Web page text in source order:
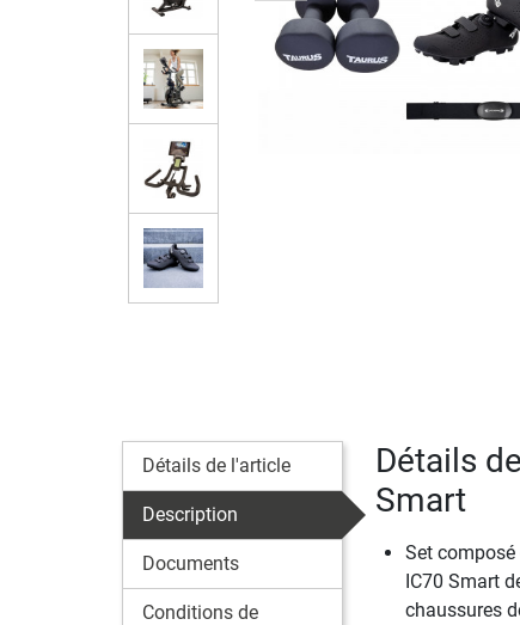
Détails de l'article
Description
Documents
Conditions de
Détails
Smart
Set
IC70 Smart
chaussures